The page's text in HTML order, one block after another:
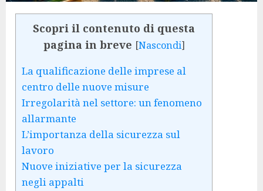
Scopri il contenuto di questa
pagina in breve [Nascondi]
La qualificazione delle imprese al
centro delle nuove misure
Irregolarità nel settore: un fenomeno
allarmante
L’importanza della sicurezza sul
lavoro
Nuove iniziative per la sicurezza
negli appalti